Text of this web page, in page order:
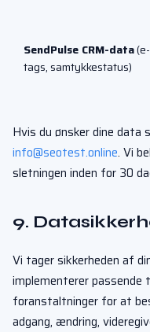
SendPulse CRM-data
tags, samtykkestatus)
Hvis du ønsker dine
info@seotest.online. Vi
sletningen inden for 30
9.
Vi tager sikkerheden af
implementerer passende
foranstaltninger for at
adgang, ændring,